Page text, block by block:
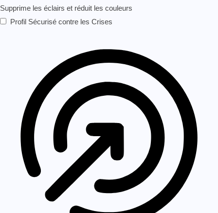
Supprime les éclairs et réduit les couleurs
Profil Sécurisé contre les Crises